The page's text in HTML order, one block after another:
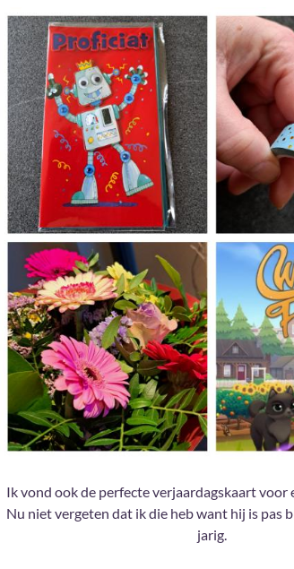
Ik vond ook de perfecte verjaardagskaart voor
Nu niet vergeten dat ik die heb want hij is pas
jarig.